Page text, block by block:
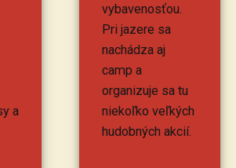
a
vybavenosťou.
Pri jazere sa
nachádza aj
camp a
organizuje sa tu
niekoľko veľkých
hudobných akcií.